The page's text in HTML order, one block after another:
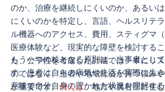
のか、治療を継続しにくいのか、あるい
にくいのかを特定し、言語、ヘルスリテ
ル機器へのアクセス、費用、スティグマ
医療体験など、現実的な障壁を検討する
た、公平性を考慮した計画では、単にリ
のではなく、患者や地域社会が持つ強み
が重要です。例えば、地方や農村部に住
もう一つの核となる原則は、当事者とし
す。患者は自らの病気や生活を実際に生
意味で自分自身の置かれた状況を理解す